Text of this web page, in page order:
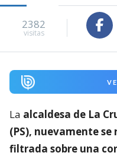
2382
visitas
La alcaldesa de La
(PS), nuevamente
filtrada sobre una